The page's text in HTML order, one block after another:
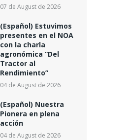
07 de August de 2026
(Español) Estuvimos
presentes en el NOA
con la charla
agronómica “Del
Tractor al
Rendimiento”
04 de August de 2026
(Español) Nuestra
Pionera en plena
acción
04 de August de 2026